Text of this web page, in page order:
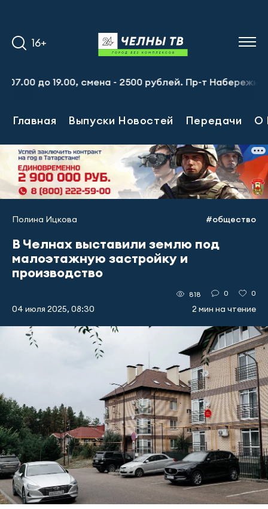
16+
19.00, смена - 2500 рублей. Пр-т
Главная Выпуски Новостей Передачи О
Полина Ицкова #общество
В Челнах выставили землю под
малоэтажную застройку и
производство
04 июля 2025, 08:30
818 0 0
2 мин на чтение